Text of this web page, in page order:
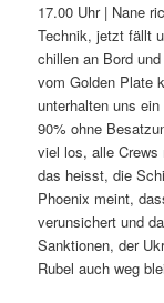
17.00 Uhr | Nane
Technik, jetzt fällt
chillen an Bord
vom Golden Plate
unterhalten uns
90% ohne
viel los, alle
das heisst, die
Phoenix meint,
verunsichert und
Sanktionen, der
Rubel auch weg